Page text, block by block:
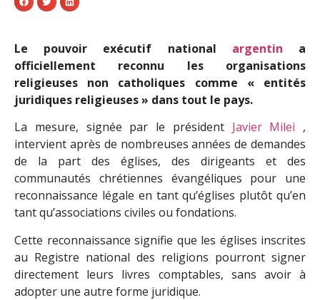
Le pouvoir exécutif national argentin a
officiellement reconnu les organisations
religieuses non catholiques comme « entités
juridiques religieuses » dans tout le pays.
La mesure, signée par le président Javier Milei ,
intervient après de nombreuses années de demandes
de la part des églises, des dirigeants et des
communautés chrétiennes évangéliques pour une
reconnaissance légale en tant qu’églises plutôt qu’en
tant qu’associations civiles ou fondations.
Cette reconnaissance signifie que les églises inscrites
au Registre national des religions pourront signer
directement leurs livres comptables, sans avoir à
adopter une autre forme juridique.